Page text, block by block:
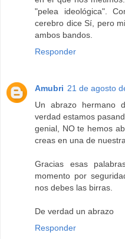
"pelea ideológica".
cerebro dice Sí, pero
ambos bandos.
Responder
Amubri 21 de agosto
Un abrazo hermano
verdad estamos
genial, NO te hemos
creas en una de
Gracias esas
momento por
nos debes las birras.
De verdad un abrazo
Responder